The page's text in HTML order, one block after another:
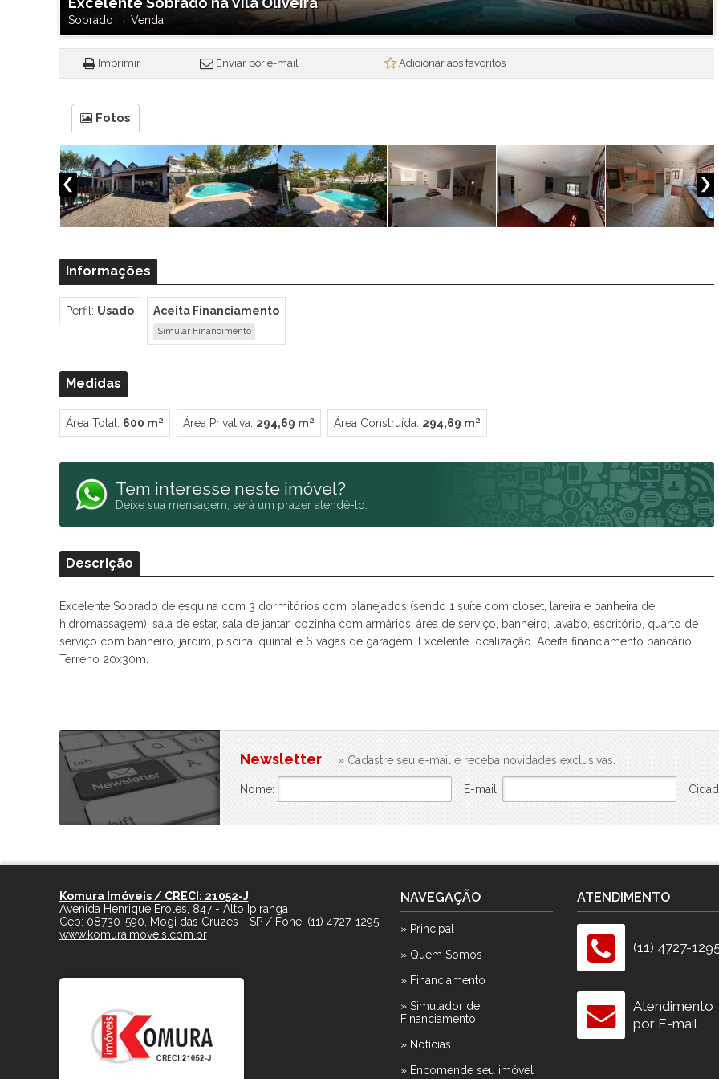
Mogi Plaza
Mosaico da Serra
Mosaico Essence
Paradise Gardens
Parque das Figueiras
Praças Ipoema
Real Park - Mogi II
Recantos dos Pinheiros
Res. Smart Flat Hotel Residence
Summer Sun
Tulum
Vista Linda
Vivance
Sobrado → Venda
Imprimir Enviar por e-mail Adicionar aos favoritos
Fotos
Informações
Perfil: Usado Aceita Financiamento
Simular Financimento
Medidas
Área Total: 600 m² Área Privativa: 294,69 m² Área Construída: 294,69 m²
Tem interesse neste imóvel?
Deixe sua mensagem, será um prazer atendê-lo.
Descrição
Excelente Sobrado de esquina com 3 dormitórios com planejados (sendo 1 suíte com closet, lareira e banheira de
hidromassagem), sala de estar, sala de jantar, cozinha com armários, área de serviço, banheiro, lavabo, escritório, quarto de
serviço com banheiro, jardim, piscina, quintal e 6 vagas de garagem. Excelente localização. Aceita financiamento bancário.
Terreno 20x30m.
Newsletter » Cadastre seu e-mail e receba novidades exclusivas.
Nome: E-mail:
Komura Imóveis / CRECI: 21052-J
Avenida Henrique Eroles, 847 - Alto Ipiranga
Cep: 08730-590 Mogi das Cruzes - SP/ Fone: (11) 4727-1295
www.komuraimoveis.com.br
NAVEGAÇÃO
» Principal
» Quem Somos
» Financiamento
» Simulador de
Financiamento
» Notícias
» Encomende seu imóvel
ATENDIMENTO
(11) 4727-
Atendimento
por E-mail